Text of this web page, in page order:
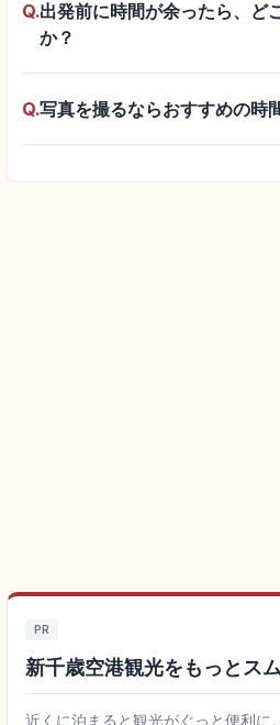
Q.出発前に時間が余ったら、ど
か？
Q.写真を撮るならおすすめの時
PR
新千歳空港観光をもっとス
近くに泊まると観光がぐっと便利に